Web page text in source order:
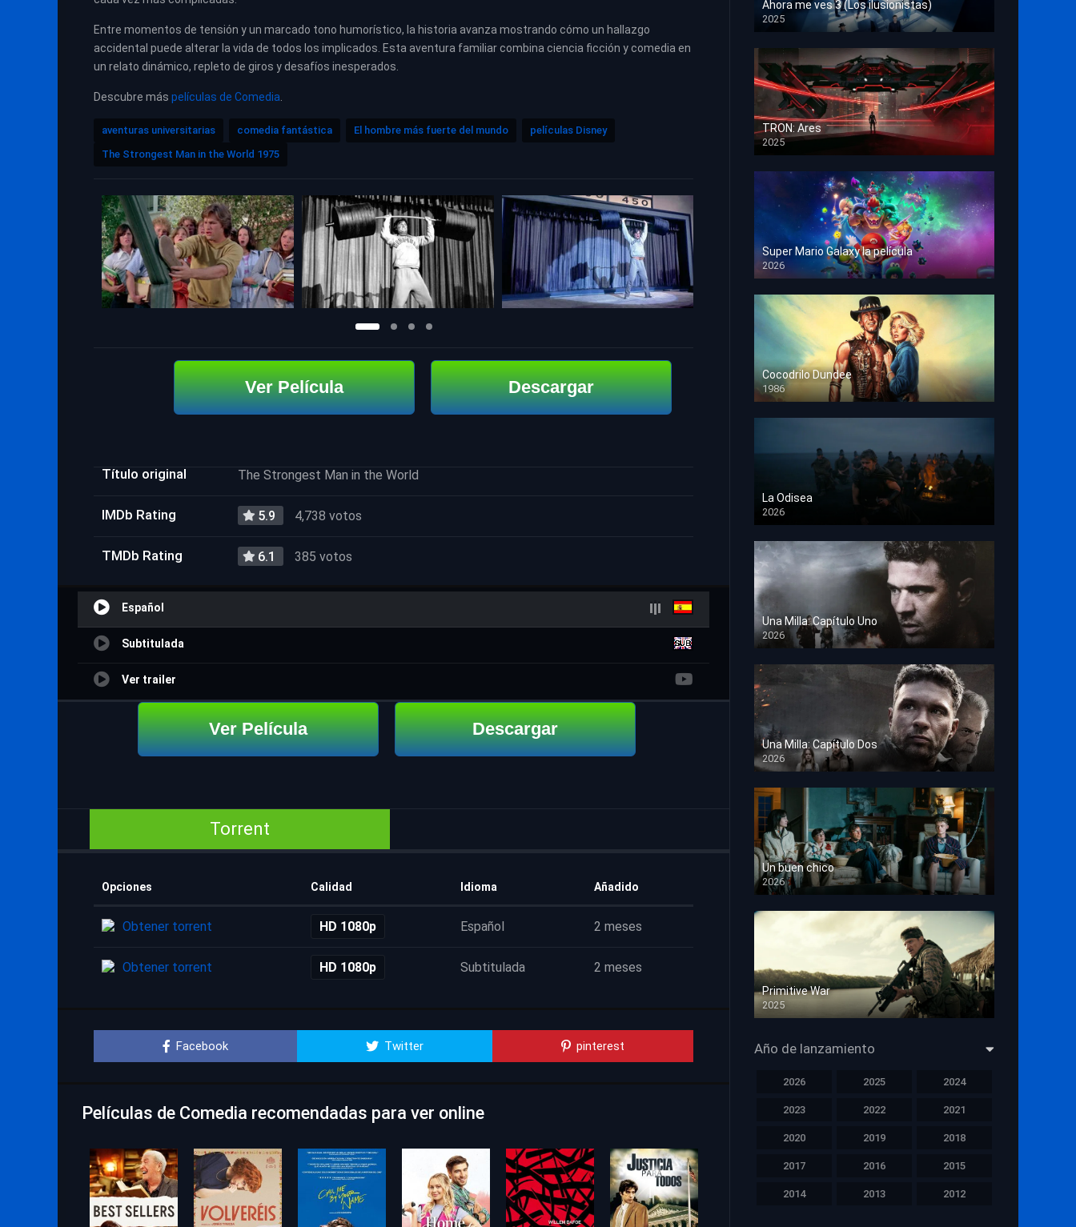
Entre momentos de tensión y un marcado tono humorístico, la historia avanza mostrando cómo un hallazgo
accidental puede alterar la vida de todos los implicados. Esta aventura familiar combina ciencia ficción y comedia en
un relato dinámico, repleto de giros y desafíos inesperados.
Descubre más películas de Comedia
aventuras universitarias comedia fantástica El hombre más fuerte del mundo
películas Disney
The Strongest Man in the World 1975
Ver Película Descargar
Título original The Strongest Man in the World
IMDb Rating 5.9 4,738 votos
TMDb Rating 6.1 385 votos
Español
Subtitulada
Ver trailer
Ver Película Descargar
Torrent
Opciones Calidad Idioma Añadido
Obtener torrent HD 1080p Español 2 meses
Obtener torrent HD 1080p Subtitulada 2 meses
Facebook Twitter pinterest
Películas de Comedia recomendadas para ver online
Ahora me ves 3 (Los ilusionistas)
2025
HD 1080p
TRON: Ares
2025
HD 1080p
Super Mario Galaxy la película
2026
HD 1080p
Cocodrilo Dundee
1986
HD 1080p
La Odisea
2026
TS Screener
Una Milla: Capítulo Uno
2026
HD 1080p
Una Milla: Capítulo Dos
2026
HD 1080p
Un buen chico
2026
HD 1080p
Primitive War
2025
HD 1080p
Año de lanzamiento
2026 2025 2024
2023 2022 2021
2020 2019 2018
2017 2016 2015
2014 2013 2012